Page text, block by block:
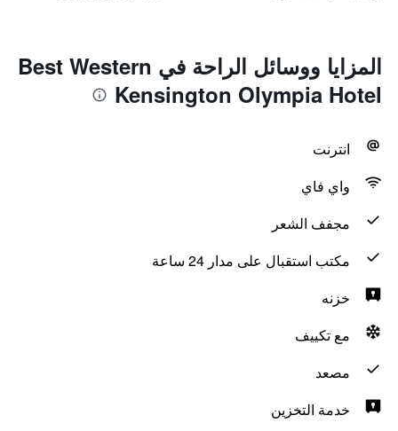
المزايا ووسائل الراحة في Best Western
Kensington Olympia Hotel
انترنت
واي فاي
مجفف الشعر
مكتب استقبال على مدار 24 ساعة
خزنه
مع تكييف
مصعد
خدمة التخزين